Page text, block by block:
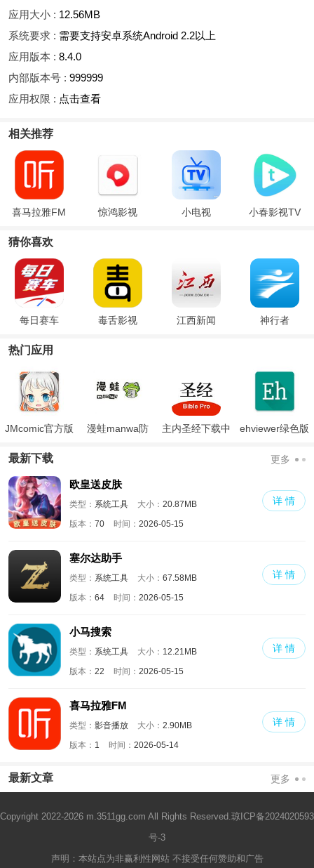
应用大小 : 12.56MB
系统要求 : 需要支持安卓系统Android 2.2以上
应用版本 : 8.4.0
内部版本号 : 999999
应用权限 : 点击查看
相关推荐
喜马拉雅FM 惊鸿影视 小电视 小春影视TV
猜你喜欢
每日赛车 毒舌影视 江西新闻 神行者
热门应用
JMcomic官方版
漫蛙manwa防
主内圣经下载中
ehviewer绿色版
最新下载 更多
欧皇送皮肤
类型： 系统工具 大小： 20.87MB
版本： 70 时间： 2026-05-15
详 情
塞尔达助手
类型： 系统工具 大小： 67.58MB
版本： 64 时间： 2026-05-15
详 情
小马搜索
类型： 系统工具 大小： 12.21MB
版本： 22 时间： 2026-05-15
详 情
喜马拉雅FM
类型： 影音播放 大小： 2.90MB
版本： 1 时间： 2026-05-14
详 情
最新文章 更多
Copyright 2022-2026 m.3511gg.com All Rights Reserved. 琼ICP备2024020593
号-3
声明：本站点为非赢利性网站 不接受任何赞助和广告